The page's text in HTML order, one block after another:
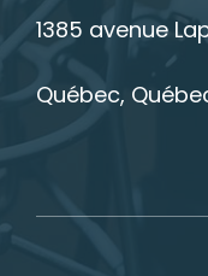
1385 avenue
Québec,